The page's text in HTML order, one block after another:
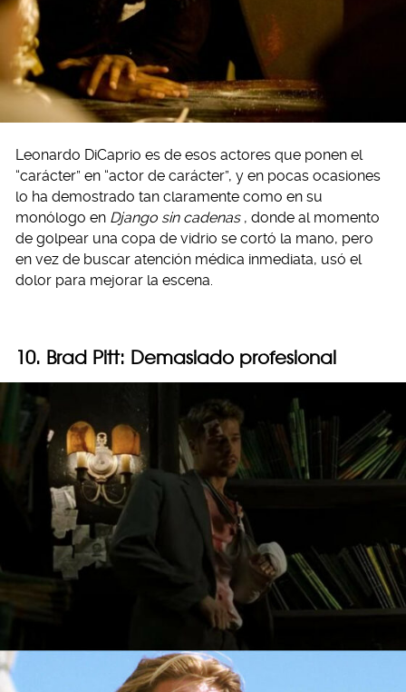
Leonardo DiCaprio es de esos actores que ponen el
“carácter” en “actor de carácter”, y en pocas ocasiones
lo ha demostrado tan claramente como en su
monólogo en Django sin cadenas , donde al momento
de golpear una copa de vidrio se cortó la mano, pero
en vez de buscar atención médica inmediata, usó el
dolor para mejorar la escena.
10. Brad Pitt: Demasiado profesional